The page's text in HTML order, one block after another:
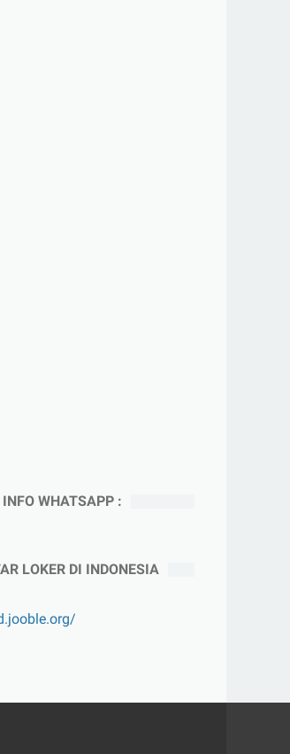
INFO WHATSAPP :
LOKER DI INDONESIA